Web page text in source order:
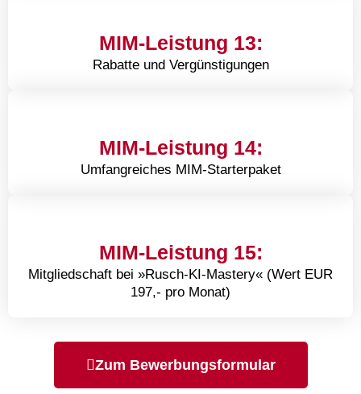
MIM-Leistung 13:
Rabatte und Vergünstigungen
MIM-Leistung 14:
Umfangreiches MIM-Starterpaket
MIM-Leistung 15:
Mitgliedschaft bei »Rusch-KI-Mastery« (Wert EUR
197,- pro Monat)
Zum Bewerbungsformular